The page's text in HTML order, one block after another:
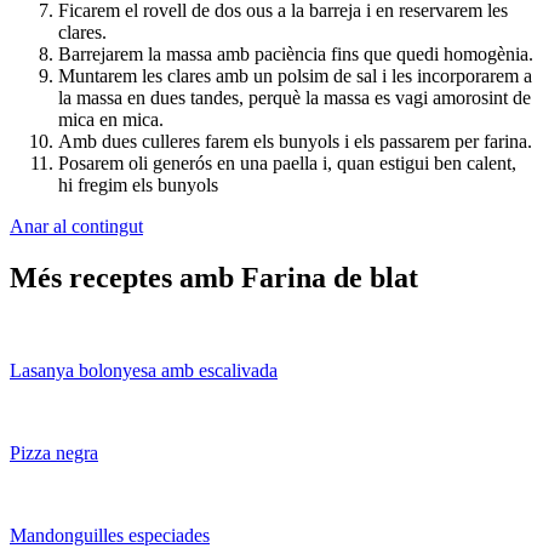
Ficarem el rovell de dos ous a la barreja i en reservarem les
clares.
Barrejarem la massa amb paciència fins que quedi homogènia.
Muntarem les clares amb un polsim de sal i les incorporarem a
la massa en dues tandes, perquè la massa es vagi amorosint de
mica en mica.
Amb dues culleres farem els bunyols i els passarem per farina.
Posarem oli generós en una paella i, quan estigui ben calent,
hi fregim els bunyols
Anar al contingut
Més receptes amb Farina de blat
Lasanya bolonyesa amb escalivada
Pizza negra
Mandonguilles especiades